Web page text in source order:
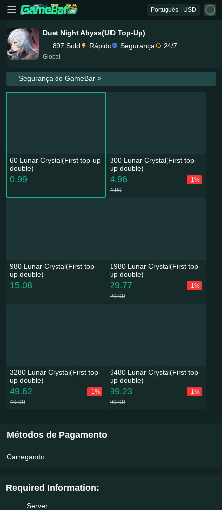
Português | USD
Duet Night Abyss(UID Top-Up)
897 Sold
Rápido Segurança 24/7
Global
Segurança do GameBar >
60 Lunar Crystal(First top-up
double)
0.99
300 Lunar Crystal(First top-
up double)
4.96
-1%
4.99
980 Lunar Crystal(First top-
up double)
15.08
1980 Lunar Crystal(First top-
up double)
29.77
-1%
29.99
3280 Lunar Crystal(First top-
up double)
49.62
-1%
49.99
6480 Lunar Crystal(First top-
up double)
99.23
-1%
99.99
Métodos de Pagamento
Carregando...
Required Information:
Server